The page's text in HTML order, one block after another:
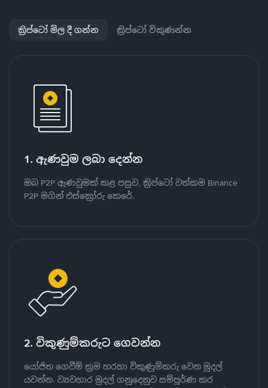
ක්‍රිප්ටෝ මිල දී ගන්න ක්‍රිප්ටෝ විකුණන්න
1. ඇණවුම ලබා දෙන්න
ඔබ P2P ඇණවුමක් කළ පසුව, ක්‍රිප්ටෝ වත්කම Binance
P2P මගින් එස්ක්‍රෝරු කෙරේ.
2. විකුණුම්කරුට ගෙවන්න
යෝජිත ගෙවීම් ක්‍රම හරහා විකුණුම්කරු වෙත මුදල්
යවන්න. ව්‍යවහාර මුදල් ගනුදෙනුව සම්පූර්ණ කර